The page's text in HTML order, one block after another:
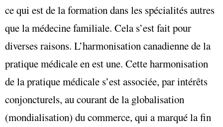
ce qui est de la formation dans les spécialités autres
que la médecine familiale. Cela s’est fait pour
diverses raisons. L’harmonisation canadienne de la
pratique médicale en est une. Cette harmonisation
de la pratique médicale s’est associée, par intérêts
conjoncturels, au courant de la globalisation
(mondialisation) du commerce, qui a marqué la fin